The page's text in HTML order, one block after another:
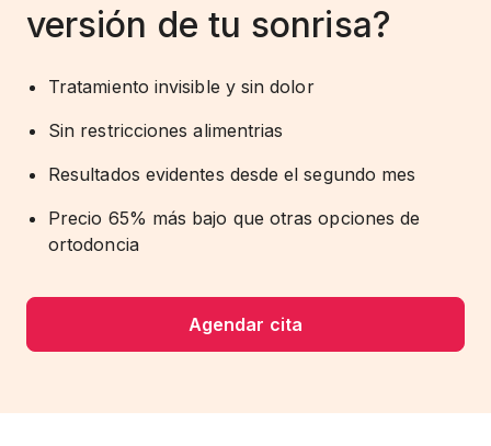
versión de tu sonrisa?
Tratamiento invisible y sin dolor
Sin restricciones alimentrias
Resultados evidentes desde el segundo mes
Precio 65% más bajo que otras opciones de
ortodoncia
Agendar cita